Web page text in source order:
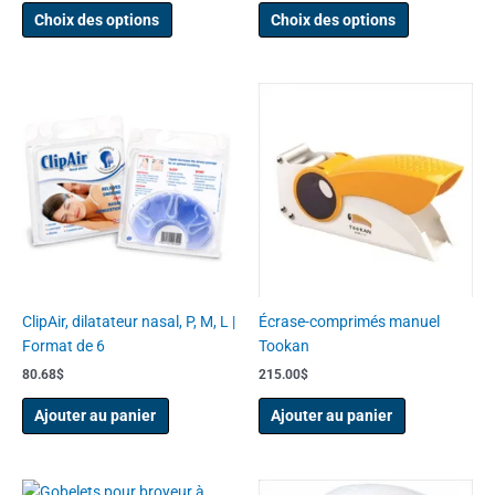
Choix des options
produit
Choix des options
produit
ClipAir, dilatateur nasal, P, M, L |
Format de 6
80.68$
Ajouter au panier
Écrase-comprimés manuel
Tookan
215.00$
Ajouter au panier
PlageCe